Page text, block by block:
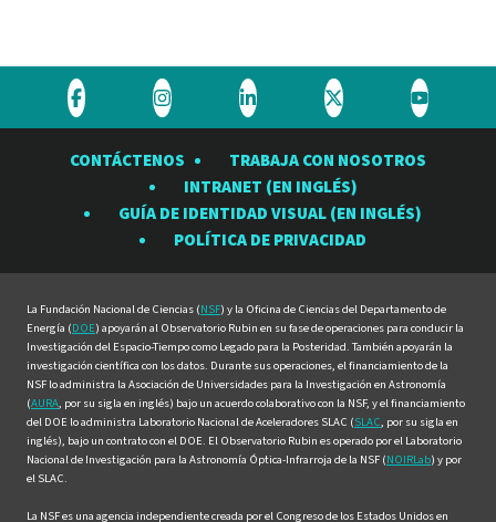
Visite
Observatorio
Visite
Observatorio
Rubin
en
Visite
Observatorio
Rubin
en
Visite
Observatorio
Rubin
en
Visite
Rubin
en
CONTÁCTENOS
TRABAJA CON NOSOTROS
INTRANET (EN INGLÉS)
GUÍA DE IDENTIDAD VISUAL (EN INGLÉS)
POLÍTICA DE PRIVACIDAD
La Fundación Nacional de Ciencias (NSF) y la Oficina de Ciencias del Departamento de
Energía (DOE) apoyarán al Observatorio Rubin en su fase de operaciones para conducir la
Investigación del Espacio-Tiempo como Legado para la Posteridad. También apoyarán la
investigación científica con los datos. Durante sus operaciones, el financiamiento de la
NSF lo administra la Asociación de Universidades para la Investigación en Astronomía
(AURA, por su sigla en inglés) bajo un acuerdo colaborativo con la NSF, y el financiamiento
del DOE lo administra Laboratorio Nacional de Aceleradores SLAC (SLAC, por su sigla en
inglés), bajo un contrato con el DOE. El Observatorio Rubin es operado por el Laboratorio
Nacional de Investigación para la Astronomía Óptica-Infrarroja de la NSF (NOIRLab) y por
el SLAC.
La NSF es una agencia independiente creada por el Congreso de los Estados Unidos en